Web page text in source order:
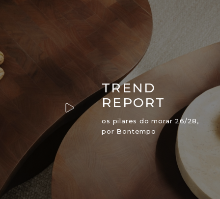
TREND
REPORT
os pilares do morar 26/28,
por Bontempo